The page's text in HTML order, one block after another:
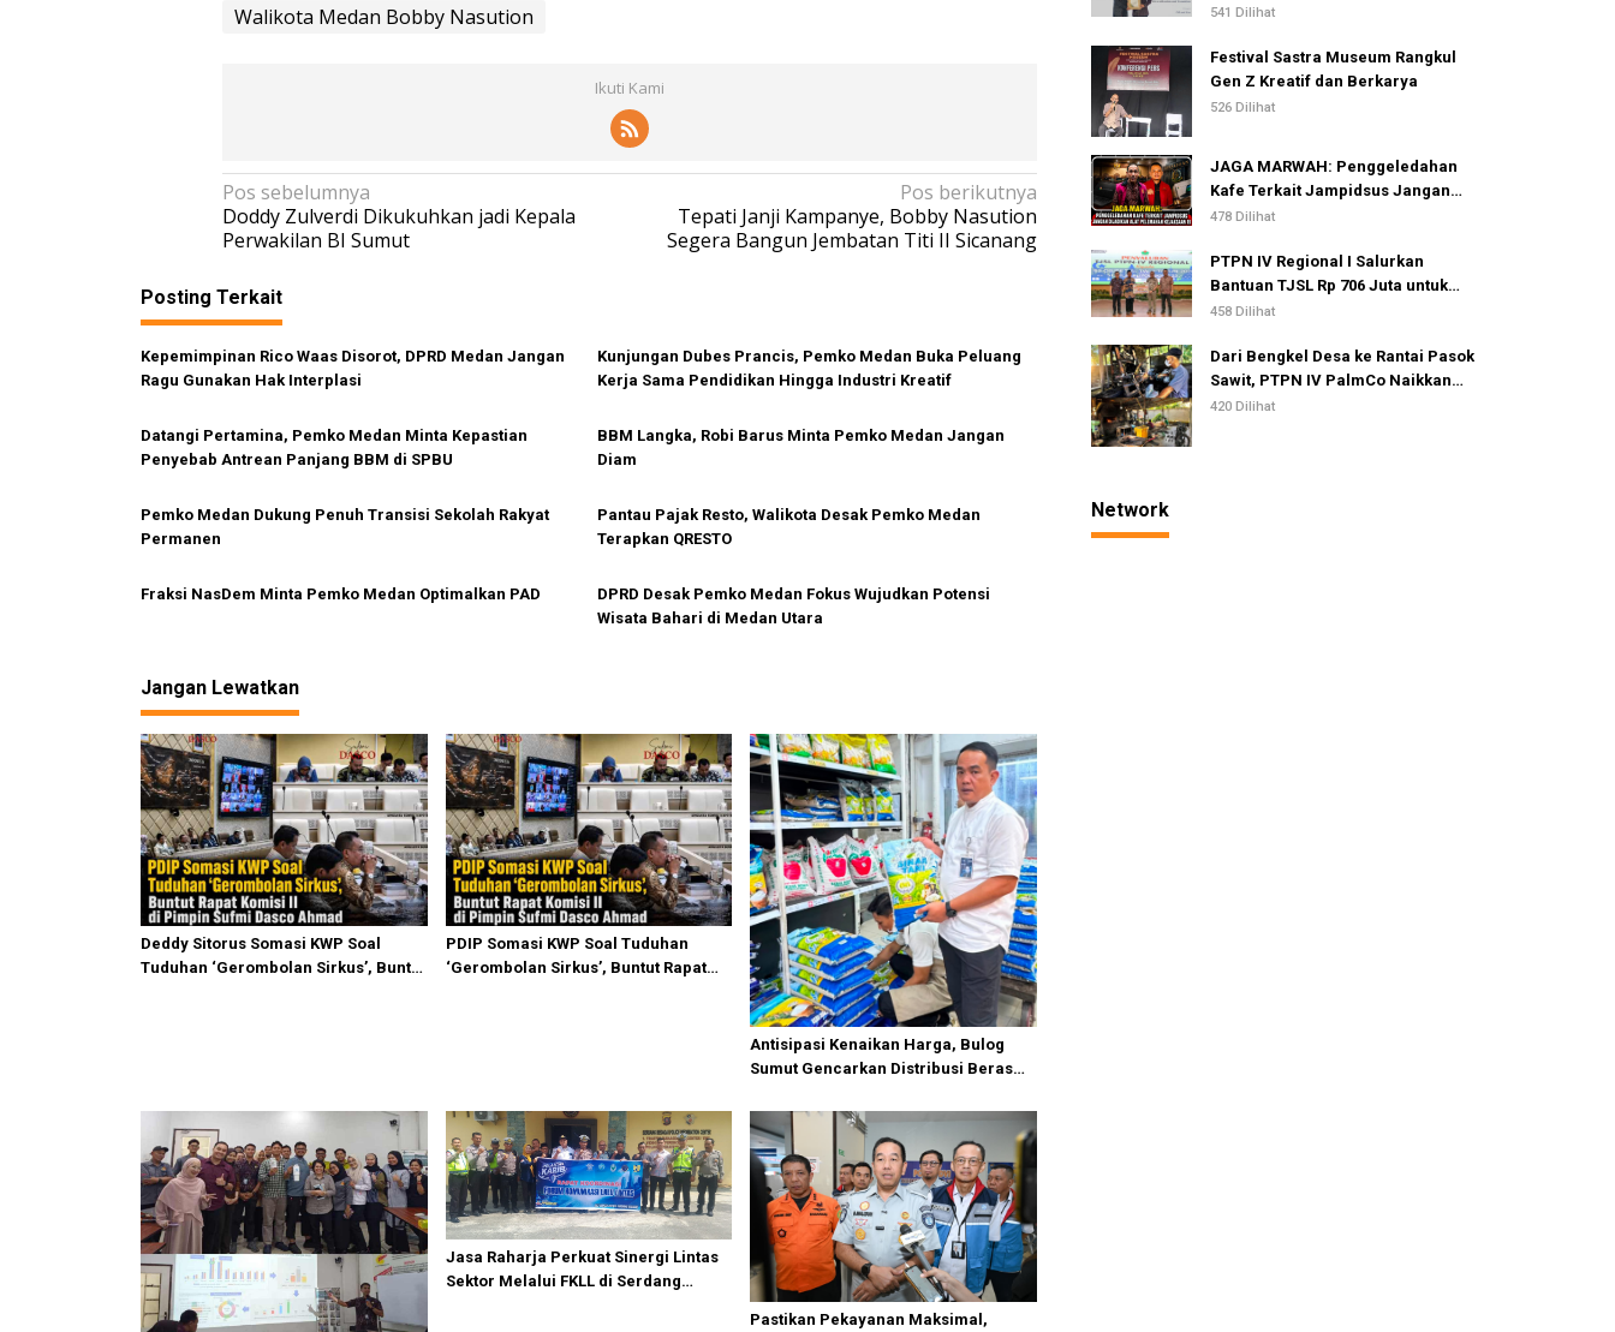
n
n
t
a
h
e
r
k
a
P
a
a
n
Walikota Medan Bobby Nasution
Ikuti Kami
N
a
i
g
a
i
p
o
Pos sebelumnya
Doddy Zulverdi Dikukuhkan jadi Kepala
Perwakilan BI Sumut
Pos berikutnya
Tepati Janji Kampanye, Bobby Nasution
Segera Bangun Jembatan Titi II Sicanang
Posting Terkait
Kepemimpinan Rico Waas Disorot, DPRD Medan Jangan
Ragu Gunakan Hak Interplasi
Kunjungan Dubes Prancis, Pemko Medan Buka Peluang
Kerja Sama Pendidikan Hingga Industri Kreatif
Datangi Pertamina, Pemko Medan Minta Kepastian
Penyebab Antrean Panjang BBM di SPBU
BBM Langka, Robi Barus Minta Pemko Medan Jangan
Diam
Pemko Medan Dukung Penuh Transisi Sekolah Rakyat
Permanen
Pantau Pajak Resto, Walikota Desak Pemko Medan
Terapkan QRESTO
Fraksi NasDem Minta Pemko Medan Optimalkan PAD
DPRD Desak Pemko Medan Fokus Wujudkan Potensi
Wisata Bahari di Medan Utara
Jangan Lewatkan
Deddy Sitorus Somasi KWP Soal
Tuduhan ‘Gerombolan Sirkus’, Buntut
PDIP Somasi KWP Soal Tuduhan
‘Gerombolan Sirkus’, Buntut Rapat
Antisipasi Kenaikan Harga, Bulog
Sumut Gencarkan Distribusi Beras
Jasa Raharja Perkuat Sinergi Lintas
Sektor Melalui FKLL di Serdang
Pastikan Pekayanan Maksimal,
Governance Awards 2026
541 Dilihat
Festival Sastra Museum Rangkul
Gen Z Kreatif dan Berkarya
526 Dilihat
JAGA MARWAH: Penggeledahan
Kafe Terkait Jampidsus Jangan
Dijadikan Alat Pelemahan
478 Dilihat
PTPN IV Regional I Salurkan
Bantuan TJSL Rp 706 Juta untuk
Pembangunan Sosial
458 Dilihat
Dari Bengkel Desa ke Rantai Pasok
Sawit, PTPN IV PalmCo Naikkan
Kelas IKM Pandai Besi
420 Dilihat
Network